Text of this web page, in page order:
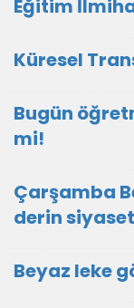
Eğitim
Küresel
Bugün
mi!
Çarşamba
derin siyaset
Beyaz leke